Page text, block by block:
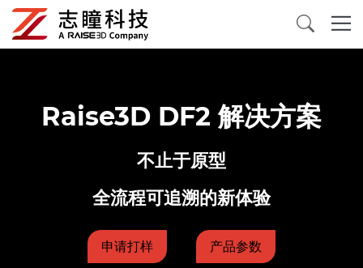
三维扫描仪Raise3D DF2 解决方案
不止于原型
全流程可追溯的新体验
申请打样 产品参数